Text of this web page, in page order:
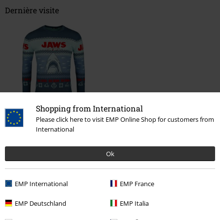
Shopping from International
Please click here to visit EMP Online Shop for customers from
International
Ok
EMP International EMP France
EMP Deutschland EMP Italia
Dernière visite
%
€ 32,99
Plus de catégories. Plus d'options.